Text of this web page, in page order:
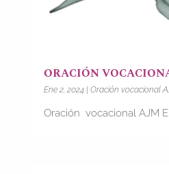
ORACIÓN
Ene 2, 2024| Oración vocacional
Oración vocacional AJM